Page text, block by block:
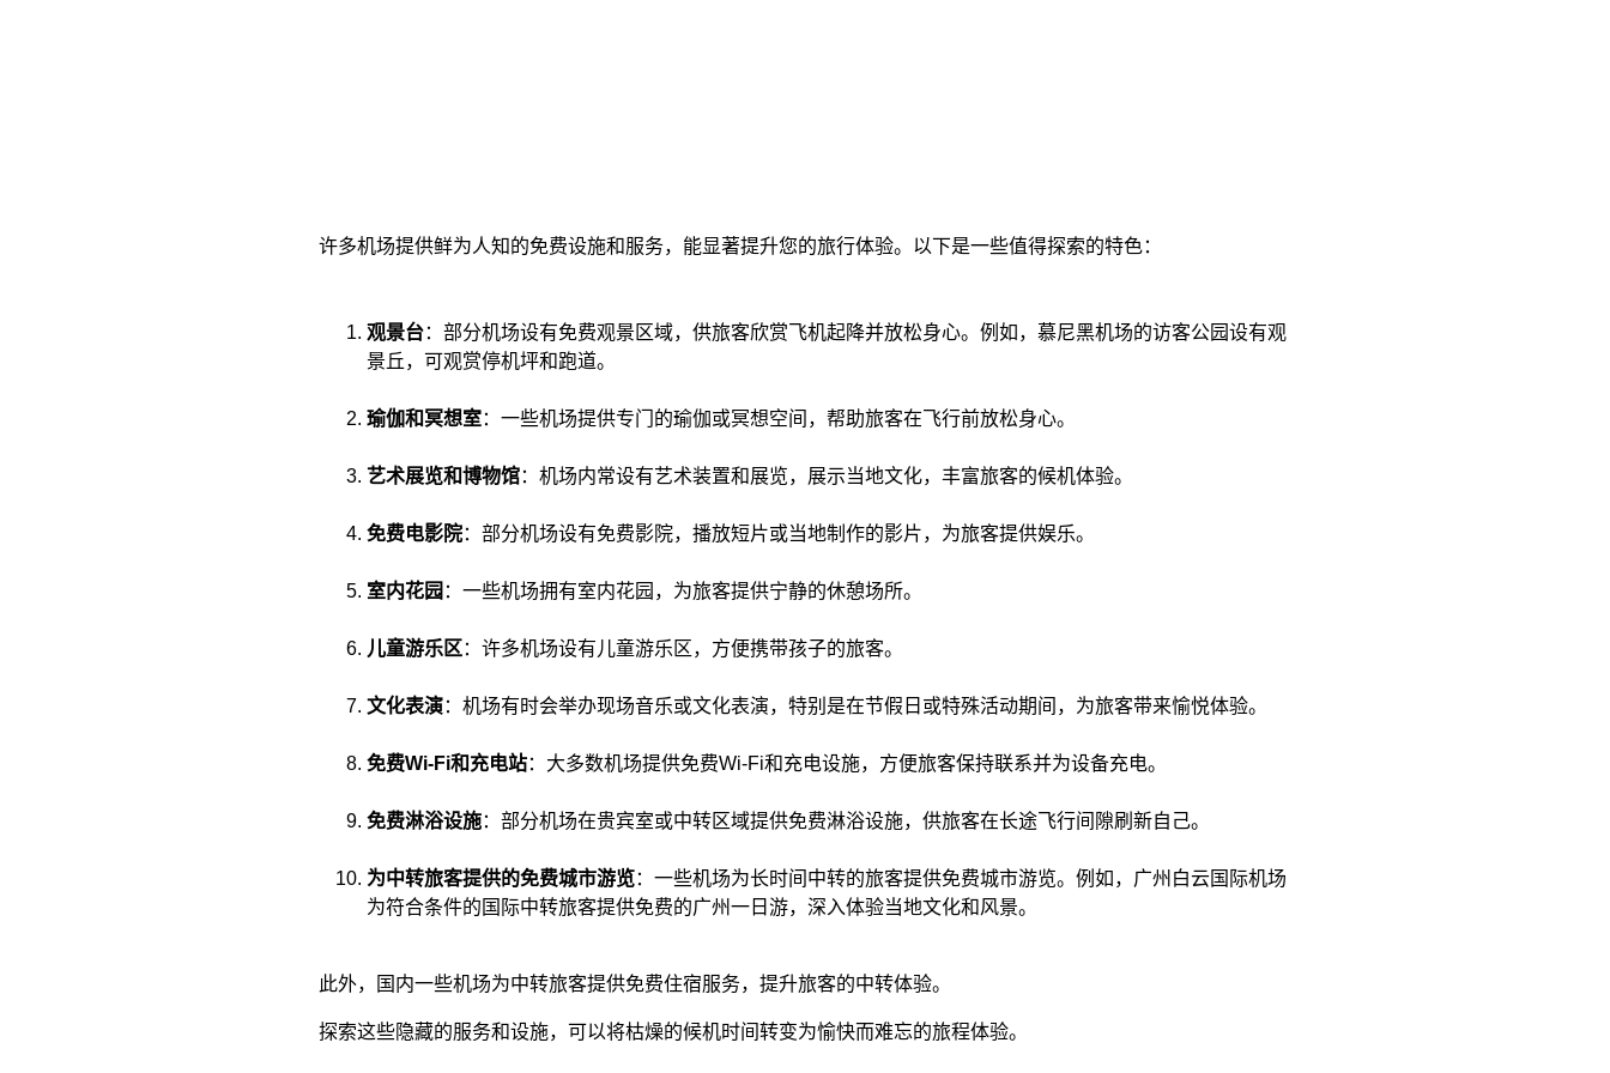
​许多机场提供鲜为人知的免费设施和服务，能显著提升您的旅行体验。以下是一些值得探索的特色：​
观景台：​部分机场设有免费观景区域，供旅客欣赏飞机起降并放松身心。例如，慕尼黑机场的访客公园设有观
景丘，可观赏停机坪和跑道。
瑜伽和冥想室：​一些机场提供专门的瑜伽或冥想空间，帮助旅客在飞行前放松身心。​
艺术展览和博物馆：​机场内常设有艺术装置和展览，展示当地文化，丰富旅客的候机体验。​
免费电影院：​部分机场设有免费影院，播放短片或当地制作的影片，为旅客提供娱乐。​
室内花园 ：​一些机场拥有室内花园，为旅客提供宁静的休憩场所。​
儿童游乐区 ：​许多机场设有儿童游乐区，方便携带孩子的旅客。​
文化表演：​机场有时会举办现场音乐或文化表演，特别是在节假日或特殊活动期间，为旅客带来愉悦体验。​
免费Wi-Fi和充电站：​大多数机场提供免费Wi-Fi和充电设施，方便旅客保持联系并为设备充电。​
免费淋浴设施：​部分机场在贵宾室或中转区域提供免费淋浴设施，供旅客在长途飞行间隙刷新自己。​
为中转旅客提供的免费城市游览：​一些机场为长时间中转的旅客提供免费城市游览。例如，广州白云国际机场
为符合条件的国际中转旅客提供免费的广州一日游，深入体验当地文化和风景。
此外，国内一些机场为中转旅客提供免费住宿服务，提升旅客的中转体验。
探索这些隐藏的服务和设施，可以将枯燥的候机时间转变为愉快而难忘的旅程体验。